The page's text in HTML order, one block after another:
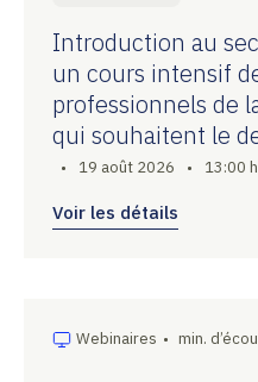
Introduction au
un cours intensif
professionnels de
qui souhaitent le
• 19 août 2026 • 13:00
Voir les détails
Webinaires • min.